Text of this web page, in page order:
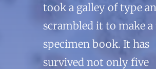
took a galley of type
scrambled it to make
specimen book. It has
survived not only five